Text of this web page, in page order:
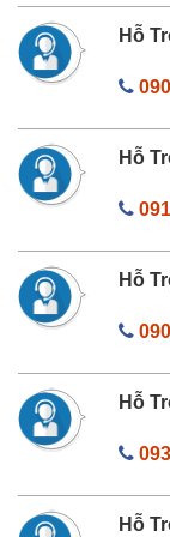
Hỗ
Hỗ
Hỗ
Hỗ
Hỗ